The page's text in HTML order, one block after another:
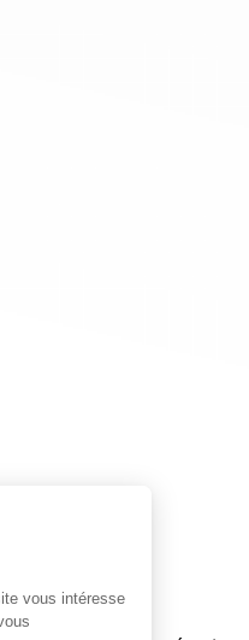
vous intéresse